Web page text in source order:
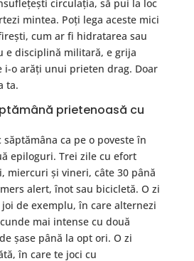
circulația, să pui la loc
mintea. Poți lega aceste mici
cum ar fi hidratarea sau
e disciplină militară, e grija
i-o arăți unui prieten drag. Doar
ta.
prietenoasă cu
ca pe o poveste în
epiloguri. Trei zile cu efort
miercuri și vineri, câte 30 până
alert, înot sau bicicletă. O zi
de exemplu, în care alternezi
mai intense cu două
șase până la opt ori. O zi
în care te joci cu